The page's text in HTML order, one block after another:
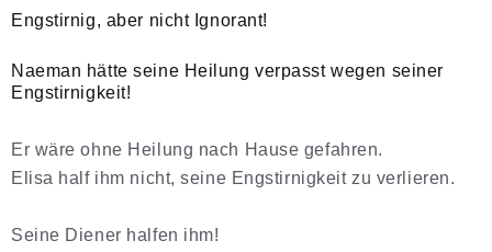
Engstirnig, aber nicht Ignorant!
Naeman hätte seine Heilung verpasst wegen seiner
Engstirnigkeit!
Er wäre ohne Heilung nach Hause gefahren.
Elisa half ihm nicht, seine Engstirnigkeit zu verlieren.
Seine Diener halfen ihm!